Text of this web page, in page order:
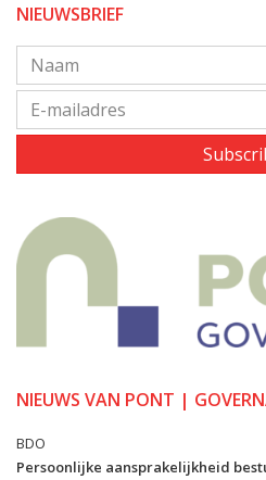
NIEUWSBRIEF
NIEUWS VAN PONT |
BDO
Persoonlijke aansprakelijkheid